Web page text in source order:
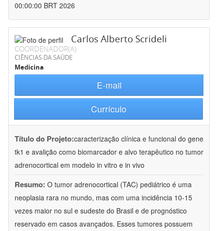
00:00:00 BRT 2026
Carlos Alberto Scrideli
COORDENADOR(A)
CIÊNCIAS DA SAÚDE
Medicina
E-mail
Currículo
Título do Projeto:caracterização clínica e funcional do gene
tk1 e avalição como biomarcador e alvo terapêutico no tumor
adrenocortical em modelo in vitro e in vivo
Resumo: O tumor adrenocortical (TAC) pediátrico é uma
neoplasia rara no mundo, mas com uma incidência 10-15
vezes maior no sul e sudeste do Brasil e de prognóstico
reservado em casos avançados. Esses tumores possuem